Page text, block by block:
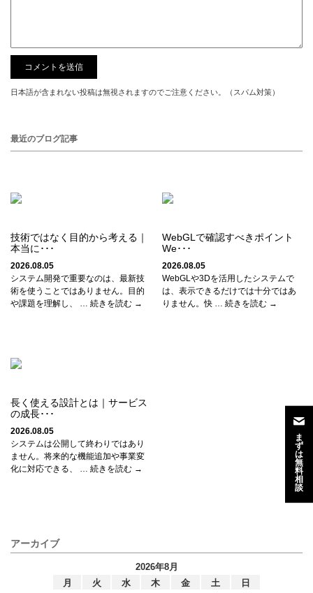
日本語が含まれない投稿は無視されますのでご注意ください。（スパム対策）
最近のブログ記事
技術ではなく目的から考える｜
本当に･･･
2026.08.05
システム開発で重要なのは、最新技
術を使うことではありません。目的
や課題を理解し、 … 続きを読む →
WebGLで確認すべきポイント
We･･･
2026.08.05
WebGLや3Dを活用したシステムで
は、表示できるだけでは十分ではあ
りません。快 … 続きを読む →
長く使える設計とは｜サービス
の成長･･･
2026.08.05
システムは公開して終わりではあり
ません。将来的な機能追加や事業変
化に対応できる、 … 続きを読む →
アーカイブ
2026年8月
月
火 水 木 金 土 日
ま
ず
は
無
料
相
談